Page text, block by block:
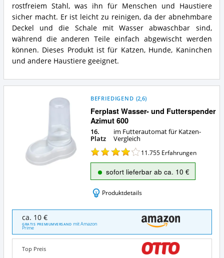
rostfreiem Stahl, was ihn für Menschen und Haustiere
sicher macht. Er ist leicht zu reinigen, da der abnehmbare
Deckel und die Schale mit Wasser abwaschbar sind,
während die anderen Teile einfach abgewischt werden
können. Dieses Produkt ist für Katzen, Hunde, Kaninchen
und andere Haustiere geeignet.
Ferplast Wasser- und Futterspender
Azimut 600
BEFRIEDIGEND (2,6)
16.
Platz
im Futterautomat für Katzen-
Vergleich
11.755 Erfahrungen
sofort lieferbar ab ca. 10 €
Produktdetails
Ferplast
Wasser-
und
Futterspender
Azimut
ca. 10 €
GRATIS PREMIUMVERSAND mit Amazon
Prime
Top Preis